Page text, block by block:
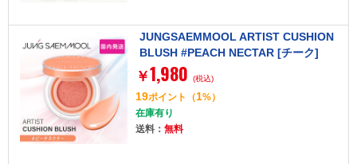
JUNGSAEMMOOL ARTIST CUSHION
BLUSH #PEACH NECTAR [チーク]
￥1,980 (税込)
19ポイント （1%）
在庫有り
送料： 無料